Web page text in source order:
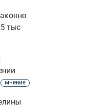
тыс
мнение